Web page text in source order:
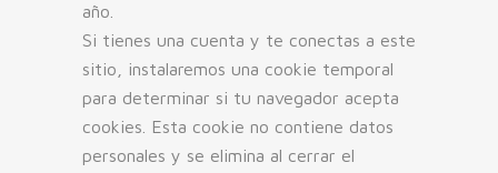
año.
Si tienes una cuenta y te conectas a este
sitio, instalaremos una cookie temporal
para determinar si tu navegador acepta
cookies. Esta cookie no contiene datos
personales y se elimina al cerrar el